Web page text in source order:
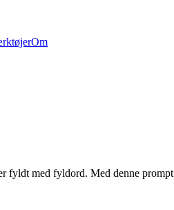
Om
fyldt med fyldord. Med denne